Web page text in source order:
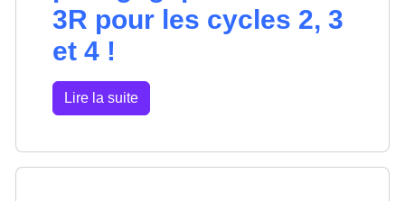
3R pour les cycles 2, 3
et 4 !
Lire la suite